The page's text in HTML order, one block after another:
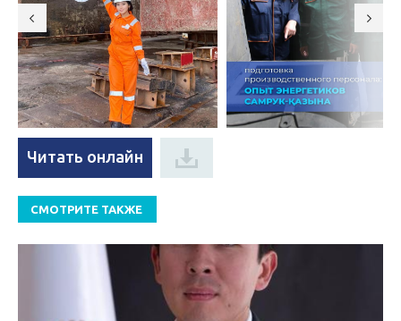
Читать онлайн
СМОТРИТЕ ТАКЖЕ